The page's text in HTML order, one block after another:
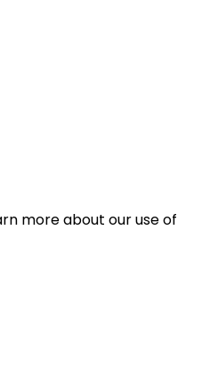
more about our use of